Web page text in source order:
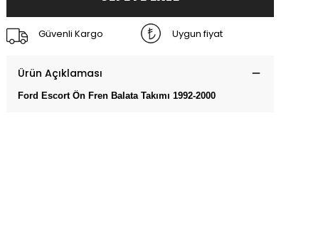
Güvenli Kargo Uygun fiyat
Ürün Açıklaması
Ford Escort Ön Fren Balata Takımı 1992-2000